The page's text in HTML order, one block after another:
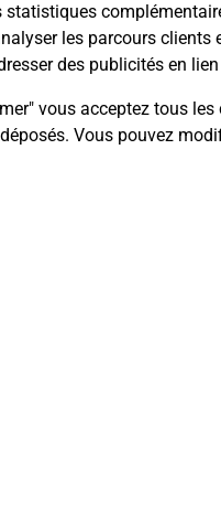
statistiques
les parcours
des publicités en
vous acceptez tous
Vous pouvez
classique avec